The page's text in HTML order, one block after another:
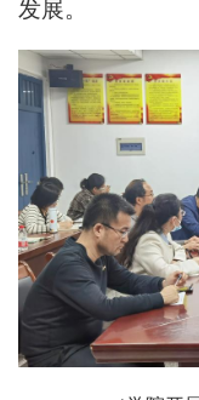
发展。